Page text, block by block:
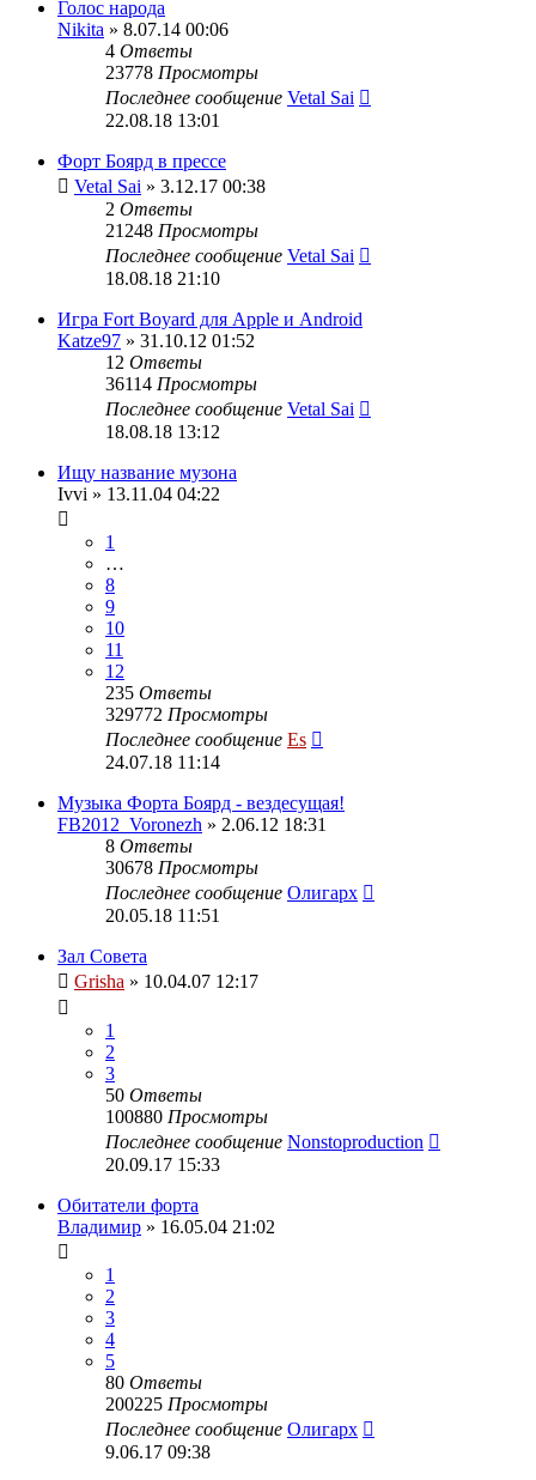
Голос народа
Nikita » 8.07.14 00:06
4 Ответы
23778 Просмотры
Последнее сообщение Vetal Sai
22.08.18 13:01
Форт Боярд в прессе
Vetal Sai » 3.12.17 00:38
2 Ответы
21248 Просмотры
Последнее сообщение Vetal Sai
18.08.18 21:10
Игра Fort Boyard для Apple и Android
Katze97 » 31.10.12 01:52
12 Ответы
36114 Просмотры
Последнее сообщение Vetal Sai
18.08.18 13:12
Ищу название музона
Ivvi » 13.11.04 04:22
1
…
8
9
10
11
12
235 Ответы
329772 Просмотры
Последнее сообщение Es
24.07.18 11:14
Музыка Форта Боярд - вездесущая!
FB2012_Voronezh » 2.06.12 18:31
8 Ответы
30678 Просмотры
Последнее сообщение Олигарх
20.05.18 11:51
Зал Совета
Grisha » 10.04.07 12:17
1
2
3
50 Ответы
100880 Просмотры
Последнее сообщение Nonstoproduction
20.09.17 15:33
Обитатели форта
Владимир » 16.05.04 21:02
1
2
3
4
5
80 Ответы
200225 Просмотры
Последнее сообщение Олигарх
9.06.17 09:38